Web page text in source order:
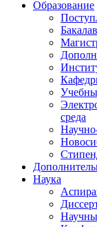
Образование
среда
Наука